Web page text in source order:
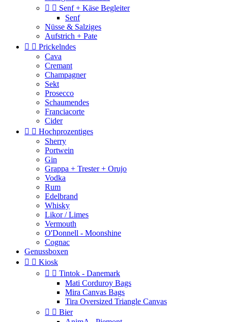
  Senf + Käse Begleiter
Senf
Nüsse & Salziges
Aufstrich + Pate
  Prickelndes
Cava
Cremant
Champagner
Sekt
Prosecco
Schaumendes
Franciacorte
Cider
  Hochprozentiges
Sherry
Portwein
Gin
Grappa + Trester + Orujo
Vodka
Rum
Edelbrand
Whisky
Likor / Limes
Vermouth
O'Donnell - Moonshine
Cognac
Genussboxen
  Kiosk
  Tintok - Danemark
Mati Corduroy Bags
Mira Canvas Bags
Tira Oversized Triangle Canvas
  Bier